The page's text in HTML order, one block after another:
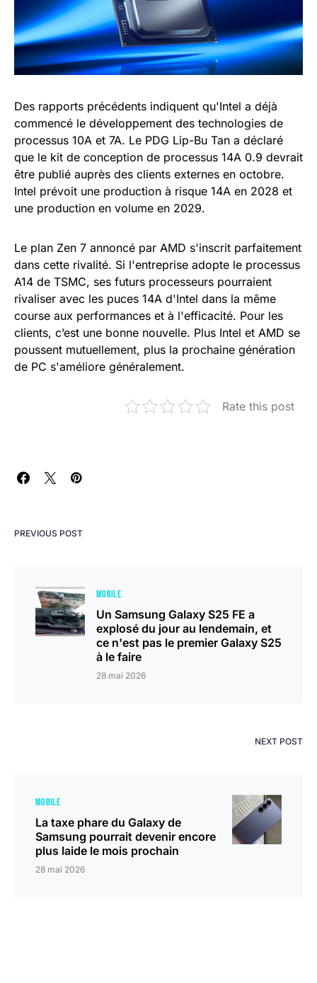
Des rapports précédents indiquent qu'Intel a déjà
commencé le développement des technologies de
processus 10A et 7A. Le PDG Lip-Bu Tan a déclaré
que le kit de conception de processus 14A 0.9 devrait
être publié auprès des clients externes en octobre.
Intel prévoit une production à risque 14A en 2028 et
une production en volume en 2029.
Le plan Zen 7 annoncé par AMD s'inscrit parfaitement
dans cette rivalité. Si l'entreprise adopte le processus
A14 de TSMC, ses futurs processeurs pourraient
rivaliser avec les puces 14A d'Intel dans la même
course aux performances et à l'efficacité. Pour les
clients, c’est une bonne nouvelle. Plus Intel et AMD se
poussent mutuellement, plus la prochaine génération
de PC s'améliore généralement.
Rate this post
PREVIOUS POST
MOBILE
Un Samsung Galaxy S25 FE a
explosé du jour au lendemain, et
ce n'est pas le premier Galaxy S25
à le faire
28 mai 2026
NEXT POST
MOBILE
La taxe phare du Galaxy de
Samsung pourrait devenir encore
plus laide le mois prochain
28 mai 2026